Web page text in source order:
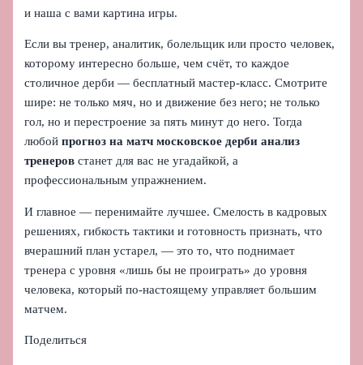
и наша с вами картина игры.
Если вы тренер, аналитик, болельщик или просто человек,
которому интересно больше, чем счёт, то каждое
столичное дерби — бесплатный мастер-класс. Смотрите
шире: не только мяч, но и движение без него; не только
гол, но и перестроение за пять минут до него. Тогда
любойпрогноз на матч московское дерби анализ
тренеров станет для вас не угадайкой, а
профессиональным упражнением.
И главное — перенимайте лучшее. Смелость в кадровых
решениях, гибкость тактики и готовность признать, что
вчерашний план устарел, — это то, что поднимает
тренера с уровня «лишь бы не проиграть» до уровня
человека, который по-настоящему управляет большим
матчем.
Поделиться